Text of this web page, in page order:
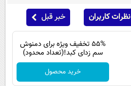
نظرات کاربران خبر قبل
55% تخفیف ویژه برای دمنوش
سم زدای کبد!(تعداد محدود)
خرید محصول